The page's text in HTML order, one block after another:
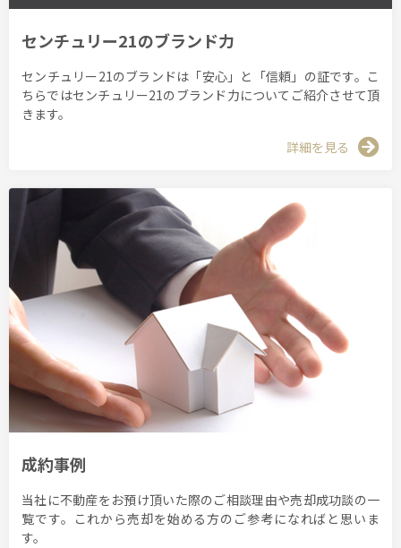
センチュリー21のブランド力
センチュリー21のブランドは「安心」と「信頼」の証です。こ
ちらではセンチュリー21のブランド力についてご紹介させて頂
きます。
詳細を見る
成約事例
当社に不動産をお預け頂いた際のご相談理由や売却成功談の一
覧です。これから売却を始める方のご参考になればと思いま
す。